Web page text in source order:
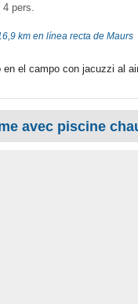
4 pers.
km en línea recta de Maurs
en el campo con jacuzzi al